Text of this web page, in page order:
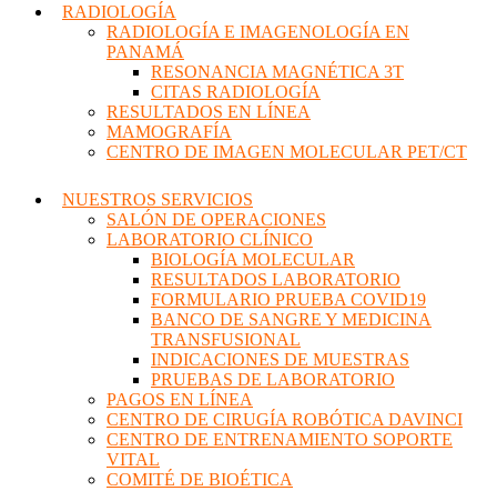
RADIOLOGÍA
RADIOLOGÍA E IMAGENOLOGÍA EN
PANAMÁ
RESONANCIA MAGNÉTICA 3T
CITAS RADIOLOGÍA
RESULTADOS EN LÍNEA
MAMOGRAFÍA
CENTRO DE IMAGEN MOLECULAR PET/CT
NUESTROS SERVICIOS
SALÓN DE OPERACIONES
LABORATORIO CLÍNICO
BIOLOGÍA MOLECULAR
RESULTADOS LABORATORIO
FORMULARIO PRUEBA COVID19
BANCO DE SANGRE Y MEDICINA
TRANSFUSIONAL
INDICACIONES DE MUESTRAS
PRUEBAS DE LABORATORIO
PAGOS EN LÍNEA
CENTRO DE CIRUGÍA ROBÓTICA DAVINCI
CENTRO DE ENTRENAMIENTO SOPORTE
VITAL
COMITÉ DE BIOÉTICA